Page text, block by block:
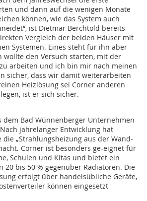
und dann auf die wenigen Monate
können, wie das System auch
ist Dietmar Berchtold bereits
Vergleich der beiden Häuser mit
Systemen. Eines steht für ihn aber
wollte den Versuch starten, mit der
arbeiten und ich bin mir nach meinen
sicher, dass wir damit weiterarbeiten
Heizlösung sei Corner anderen
ist er sich sicher.
dem Bad Wünnenberger Unternehmen
jahrelanger Entwicklung hat
die „Strahlungsheizung aus der Wand­
Corner ist besonders ge-eignet für
Schulen und Kitas und bietet ein
20 bis 50 % gegenüber Radiatoren. Die
erfolgt über handelsübliche Geräte,
können eingesetzt